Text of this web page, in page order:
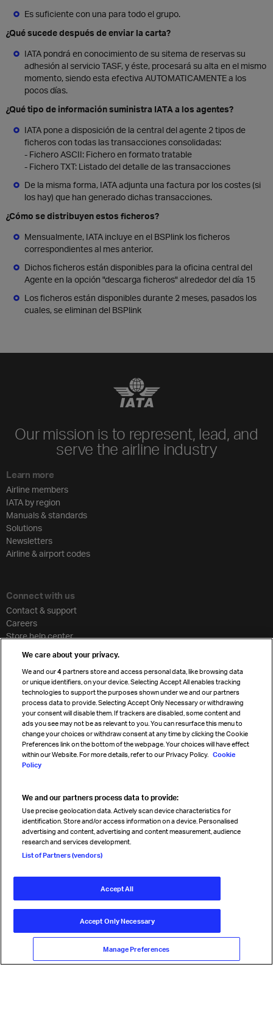
Es suficiente con una para todo el grupo.
¿Qué sucede después de enviar la carta?
IATA pondrá en conocimiento de su sitema de reservas su
adhesión al servicio TASF, y éste, procesará su alta en el mismo
momento, siendo esta efectiva AUTOMATICAMENTE a los
pocos días.
¿Qué tipo de información suministra IATA a los agentes?
IATA pone a disposición de la central del agente 2 tipos de
ficheros con todas las transacciones consolidadas:
- Fichero ASCII: Fichero en formato tratable
- Fichero TXT: Listado del detalle de las transacciones
De la misma forma, IATA adjunta una factura por los costes (si
los hay) que han generado dichas transacciones.
¿Cómo se distribuyen estos ficheros?
Mensualmente, IATA incluye en el BSPlink los ficheros
correspondientes al mes anterior.
Dichos ficheros están disponibles para la oficina central del
Agente en la opción "descarga ficheros" alrededor del día 15
Los ficheros están disponibles durante 2 meses, pasados los
cuales, se eliminan del BSPlink
Our mission is to represent, lead, and
serve the airline industry
Learn more
Airline members
IATA by region
Manuals & standards
Solutions
Newsletters
Airline & airport codes
Connect with us
Contact & support
Careers
Store help center
Cargo agency program
Strategic partnerships
Sign up for IATA news
Read magazine
Follow us
© International Air Transport Association (IATA) 2026. All rights
Our commitment
Accessibility
Anti-slavery statement
Terms Cookie Preferences
We care about your privacy.
We and our4 partners store and access personal data, like browsing data
or unique identifiers, on your device. Selecting Accept All enables tracking
technologies to support the purposes shown under we and our partners
process data to provide. Selecting Accept Only Necessary or withdrawing
your consent will disable them. If trackers are disabled, some content and
ads you see may not be as relevant to you. You can resurface this menu to
change your choices or withdraw consent at any time by clicking the Cookie
Preferences link on the bottom of the webpage. Your choices will have effect
within our Website. For more details, refer to our Privacy Policy. Cookie
Policy
We and our partners process data to provide:
Use precise geolocation data. Actively scan device characteristics for
identification. Store and/or access information on a device. Personalised
advertising and content, advertising and content measurement, audience
research and services development.
List of Partners (vendors)
Accept All
Accept Only Necessary
Manage Preferences